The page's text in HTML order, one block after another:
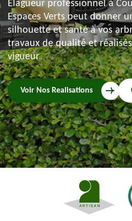
Elagueur professionnel à
Espaces Verts peut donner
silhouette et santé à vos
travaux de qualité et
vigueur
Voir Nos Realisations